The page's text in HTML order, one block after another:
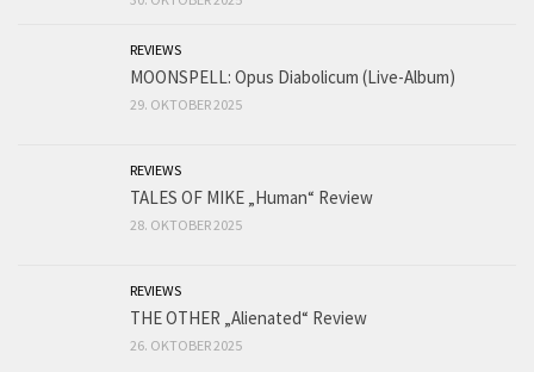
REVIEWS
MOONSPELL: Opus Diabolicum (Live-Album)
29. OKTOBER 2025
REVIEWS
TALES OF MIKE „Human“ Review
28. OKTOBER 2025
REVIEWS
THE OTHER „Alienated“ Review
26. OKTOBER 2025